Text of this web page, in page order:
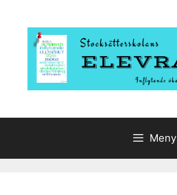
innehåll
Meny